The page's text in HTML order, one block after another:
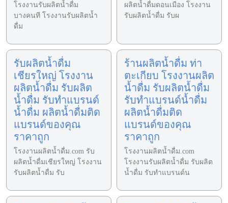
โรงงานรับผลิตน้ำดื่ม
บางคนที โรงงานรับผลิตน้ำ
ดื่ม
ผลิตน้ำดื่มดอนเมือง โรงงาน
รับผลิตน้ำดื่ม รับผ
รับผลิตน้ำดื่ม
เชียรใหญ่ โรงงาน
ผลิตน้ำดื่ม รับผลิต
น้ำดื่ม รับทำแบรนด์
น้ำดื่ม ผลิตน้ำดื่มติด
แบรนด์ของคุณ
ราคาถูก
โรงงานผลิตน้ำดื่ม.com รับ
ผลิตน้ำดื่มเชียรใหญ่ โรงงาน
รับผลิตน้ำดื่ม รับ
ร้านผลิตน้ำดื่ม ท่า
ตะเกียบ โรงงานผลิต
น้ำดื่ม รับผลิตน้ำดื่ม
รับทำแบรนด์น้ำดื่ม
ผลิตน้ำดื่มติด
แบรนด์ของคุณ
ราคาถูก
โรงงานผลิตน้ำดื่ม.com
โรงงานรับผลิตน้ำดื่ม รับผลิต
น้ำดื่ม รับทำแบรนด์น